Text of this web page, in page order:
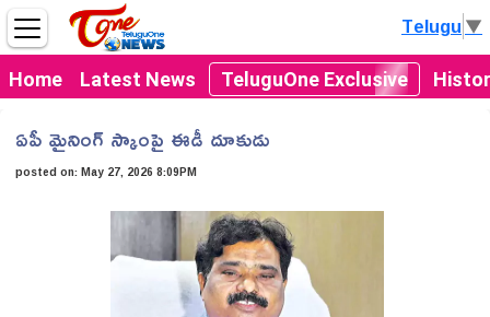
Home Latest News TeluguOne Exclusive
Telugu▼
ఏపీ మైనింగ్‌ స్కాంపై ఈడీ దూకుడు
posted on:May 27, 2026 8:09PM